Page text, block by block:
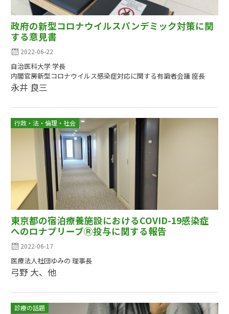
政府の新型コロナウイルスパンデミック対策に関
する意見書
2022-06-22
自治医科大学 学長
内閣官房新型コロナウイルス感染症対応に関する有識者会議 座長
永井 良三
行政・法・倫理・社会
東京都の宿泊療養施設におけるCOVID-19感染症
へのロナプリーブⓇ投与に関する報告
2022-06-17
医療法人社団ゆみの 理事長
弓野 大、他
診療の話題